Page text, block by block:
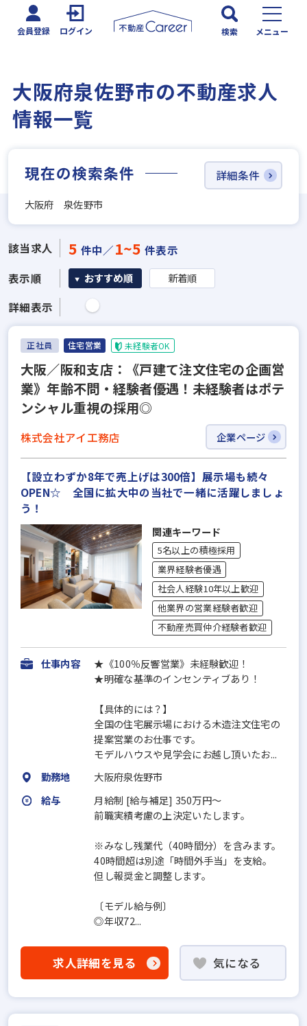
会員登録 ログイン 検索 メニュー
大阪府泉佐野市の不動産求人
情報一覧
現在の検索条件
大阪府 泉佐野市
詳細条件
該当求人 5 件中／1~5 件表示
表示順
おすすめ順 新着順
詳細表示
正社員 住宅営業 未経験者OK
大阪／阪和支店：《戸建て注文住宅の企画営
業》年齢不問・経験者優遇！未経験者はポテ
ンシャル重視の採用◎
株式会社アイ工務店 企業ページ
【設立わずか8年で売上げは300倍】展示場も続々
OPEN☆ 全国に拡大中の当社で一緒に活躍しましょ
う！
関連キーワード
5名以上の積極採用
業界経験者優遇
社会人経験10年以上歓迎
他業界の営業経験者歓迎
不動産売買仲介経験者歓迎
仕事内容
★《100％反響営業》未経験歓迎！
★明確な基準のインセンティブあり！
【具体的には？】
全国の住宅展示場における木造注文住宅の
提案営業のお仕事です。
モデルハウスや見学会にお越し頂いたお...
勤務地
大阪府泉佐野市
給与
月給制 [給与補足] 350万円～
前職実績考慮の上決定いたします。
※みなし残業代（40時間分）を含みます。
40時間超は別途「時間外手当」を支給。
但し報奨金と調整します。
〔モデル給与例〕
◎年収72...
求人詳細を見る 気になる